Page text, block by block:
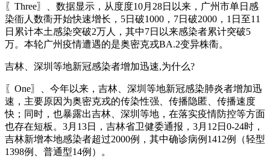
〖Three〗、数据显示，从度度10月28日以来，广州市单日感
染衜人数衟开始快速增长，5日破1000，7日破2000，1日至11
日累计本土感染突破2万人，其中7日以来感染者累计突破5
万。本轮广州疫情遭遇的是奥密克戎BA.2变异株衟。
吉林、深圳等地新冠感染者增加迅速,为什么?
〖One〗、今年以来，吉林、深圳等地新冠感染肺炎者增加迅
速，主要原因为奥密克戎的传染性强、传播隐匿、传播速度
快；同时，也暴露出吉林、深圳等地，在落实疫情防控等方面
也存在短板。3月13日，吉林省卫健委通报，3月12日0-24时，
吉林新增本地感染者超过2000例，其中确诊病例1412例（轻型
1398例、普通型14例）。